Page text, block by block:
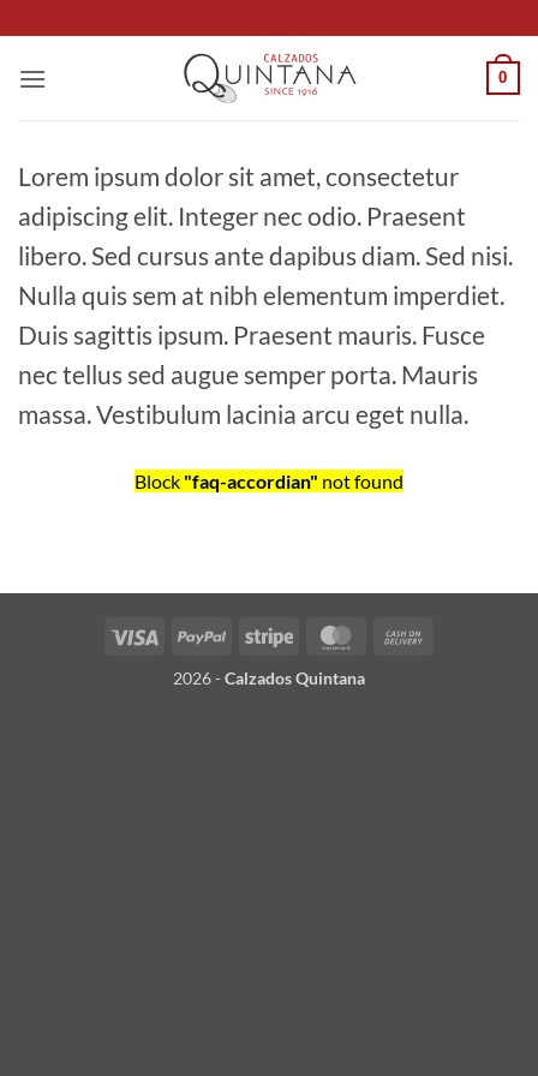
al
contenido
0
Lorem ipsum dolor sit amet, consectetur
adipiscing elit. Integer nec odio. Praesent
libero. Sed cursus ante dapibus diam. Sed nisi.
Nulla quis sem at nibh elementum imperdiet.
Duis sagittis ipsum. Praesent mauris. Fusce
nec tellus sed augue semper porta. Mauris
massa. Vestibulum lacinia arcu eget nulla.
Block "faq-accordian" not found
Visa PayPal Stripe MasterCard
2026 - Calzados Quintana